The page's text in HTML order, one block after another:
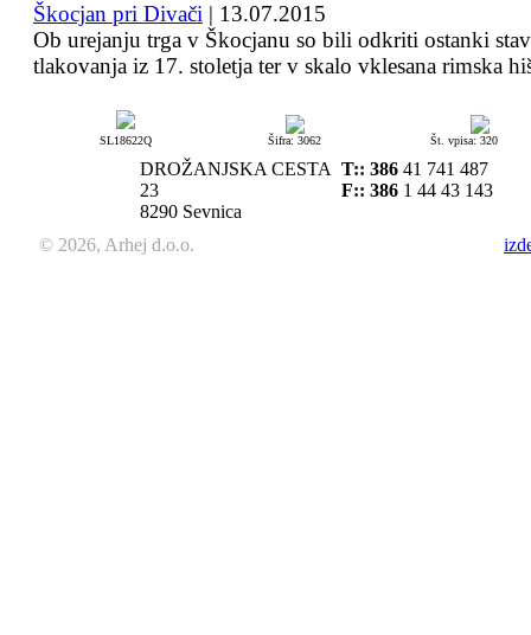
Škocjan pri Divači | 13.07.2015
Ob urejanju trga v Škocjanu so bili odkriti ostanki
tlakovanja iz 17. stoletja ter v skalo vklesana rimska
SL18622Q Šifra: 3062 Št. vpisa: 320
DROŽANJSKA CESTA
23
8290 Sevnica
T:: 386 41 741 487
F:: 386 1 44 43 143
© 2026, Arhej d.o.o.